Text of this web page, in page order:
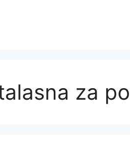
za